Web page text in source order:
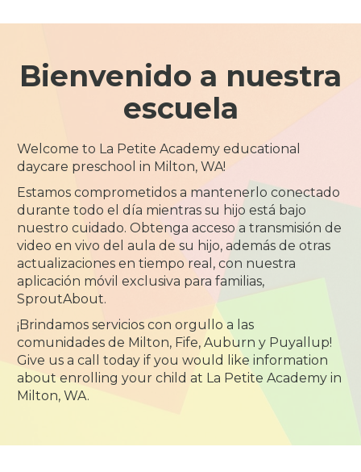
Bienvenido a nuestra
escuela
Welcome to La Petite Academy educational
daycare preschool in Milton, WA!
Estamos comprometidos a mantenerlo conectado
durante todo el día mientras su hijo está bajo
nuestro cuidado. Obtenga acceso a transmisión de
video en vivo del aula de su hijo, además de otras
actualizaciones en tiempo real, con nuestra
aplicación móvil exclusiva para familias,
SproutAbout.
¡Brindamos servicios con orgullo a las
comunidades de Milton, Fife, Auburn y Puyallup!
Give us a call today if you would like information
about enrolling your child at La Petite Academy in
Milton, WA.